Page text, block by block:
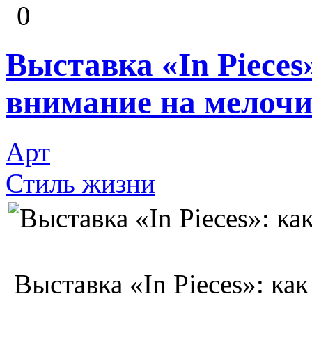
0
Выставка «In
внимание на мелочи
Арт
Стиль жизни
Выставка «In Pieces»: